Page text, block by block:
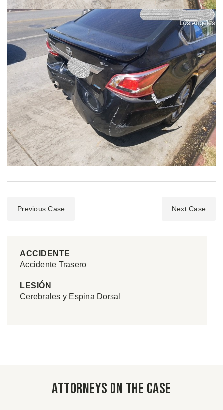
Previous Case Next Case
ACCIDENTE
Accidente Trasero
LESIÓN
Cerebrales y Espina Dorsal
Attorneys on the case